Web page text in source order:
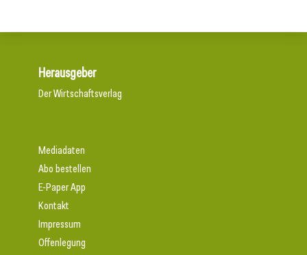
Herausgeber
Der Wirtschaftsverlag
Mediadaten
Abo bestellen
E-Paper App
Kontakt
Impressum
Offenlegung